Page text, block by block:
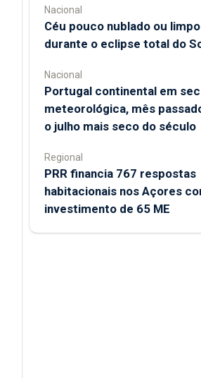
Nacional
Céu pouco nublado ou limpo
durante o eclipse total do
Nacional
Portugal continental em
meteorológica, mês
o julho mais seco do século
Regional
PRR financia 767 respostas
habitacionais nos Açores
investimento de 65 ME